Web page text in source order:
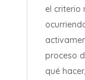
el criterio
proceso
qué